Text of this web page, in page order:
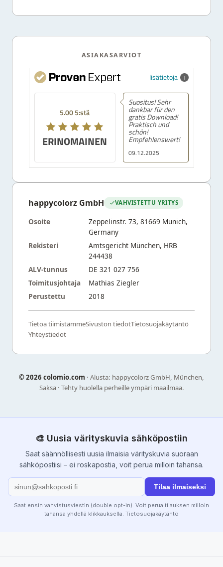
ASIAKASARVIOT
lisätietoja
5.00 5:stä
ERINOMAINEN
09.12.2025
Suositus! Sehr
dankbar für den
gratis Download!
Praktisch und
schön!
Empfehlenswert!
happycolorz GmbH VAHVISTETTU YRITYS
Osoite
Zeppelinstr. 73, 81669 Munich,
Germany
Rekisteri
Amtsgericht München, HRB
244438
ALV-tunnus
DE 321 027 756
Toimitusjohtaja
Mathias Ziegler
Perustettu
2018
Tietoa tiimistämmeSivuston tiedotTietosuojakäytäntö
Yhteystiedot
©2026 colomio.com · Alusta: happycolorz GmbH, München,
Saksa · Tehty huolella perheille ympäri maailmaa.
🎨 Uusia värityskuvia sähköpostiin
Saat säännöllisesti uusia ilmaisia värityskuvia suoraan
sähköpostiisi – ei roskapostia, voit perua milloin tahansa.
Tilaa ilmaiseksi
Saat ensin vahvistusviestin (double opt-in). Voit perua tilauksen milloin
tahansa yhdellä klikkauksella. Tietosuojakäytäntö